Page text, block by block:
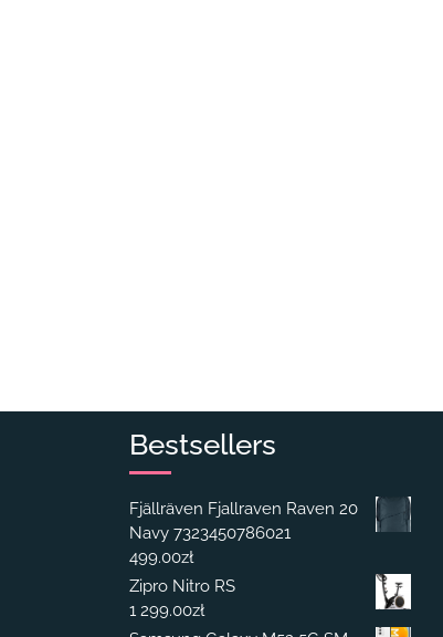
Bestsellers
Fjällräven Fjallraven Raven 20
Navy 7323450786021
499.00zł
Zipro Nitro RS
1 299.00zł